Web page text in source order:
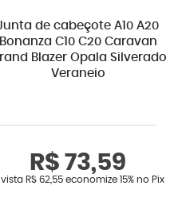
de cabeçote A10 A20
Bonanza C10 C20 Caravan
Blazer Opala Silverado
Veraneio
R$ 73,59
R$ 62,55economize 15% no Pix